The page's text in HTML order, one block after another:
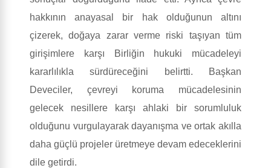
hakkının anayasal bir hak olduğunun altını
çizerek, doğaya zarar verme riski taşıyan tüm
girişimlere karşı Birliğin hukuki mücadeleyi
kararlılıkla sürdüreceğini belirtti. Başkan
Deveciler, çevreyi koruma mücadelesinin
gelecek nesillere karşı ahlaki bir sorumluluk
olduğunu vurgulayarak dayanışma ve ortak akılla
daha güçlü projeler üretmeye devam edeceklerini
dile getirdi.